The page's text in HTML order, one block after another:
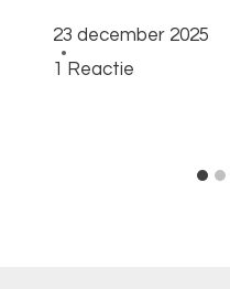
23 december 2025
1 Reactie